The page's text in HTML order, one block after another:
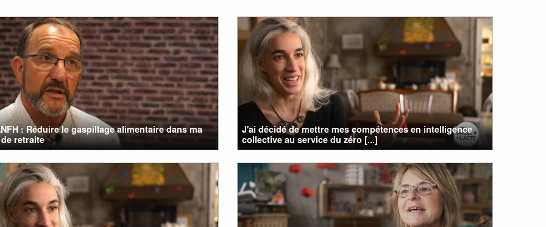
: Réduire le gaspillage alimentaire dans ma
retraite
J'ai décidé de mettre mes compétences en intelligence
collective au service du zéro [...]